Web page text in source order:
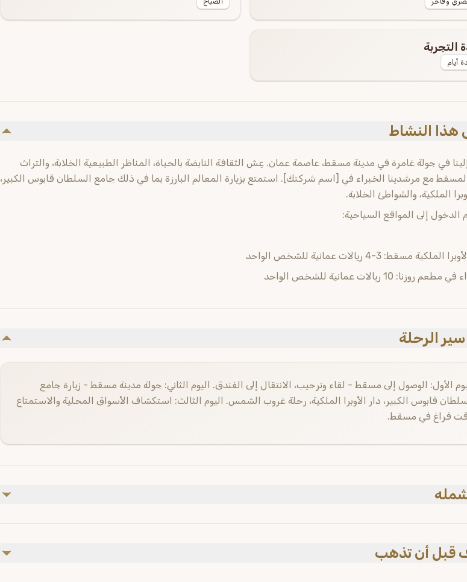
التجربة
أيام
النشاط
في جولة غامرة في مدينة مسقط، عاصمة عمان. عِش الثقافة النابضة بالحياة، المناظر الطبيعية الخلابة، والتراث
مع مرشدينا الخبراء في [اسم شركتك]. استمتع بزيارة المعالم البارزة بما في ذلك جامع السلطان قابوس الكبير،
الملكية، والشواطئ الخلابة.
الدخول إلى المواقع السياحية:
مسقط: 3-4 ريالات عمانية للشخص الواحد
روزنا: 10 ريالات عمانية للشخص الواحد
الرحلة
الأول: الوصول إلى مسقط - لقاء وترحيب، الانتقال إلى الفندق. اليوم الثاني: جولة مدينة مسقط - زيارة جامع
قابوس الكبير، دار الأوبرا الملكية، رحلة غروب الشمس. اليوم الثالث: استكشاف الأسواق المحلية والاستمتاع
فراغ في مسقط.
في الفنادق
غير مشمول
قبل أن تذهب